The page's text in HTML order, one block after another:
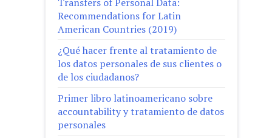
Recommendations for Latin
American Countries (2019)
¿Qué hacer frente al tratamiento de
los datos personales de sus clientes o
de los ciudadanos?
Primer libro latinoamericano sobre
accountability y tratamiento de datos
personales